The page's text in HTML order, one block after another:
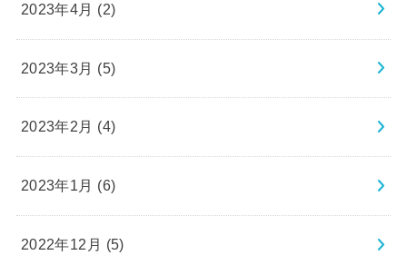
2023年4月 (2)
2023年3月 (5)
2023年2月 (4)
2023年1月 (6)
2022年12月 (5)